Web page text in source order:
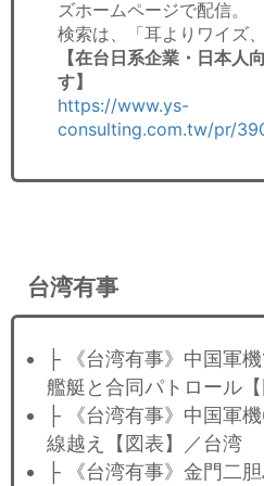
ズホームページで配信。
検索は、「耳よりワイズ
【在台日系企業・日本人
す】
https://www.ys-
consulting.com.tw/pr/
台湾有事
├ 《台湾有事》中国軍
艦艇と合同パトロール
├ 《台湾有事》中国軍
線越え【図表】／台湾
├ 《台湾有事》金門二